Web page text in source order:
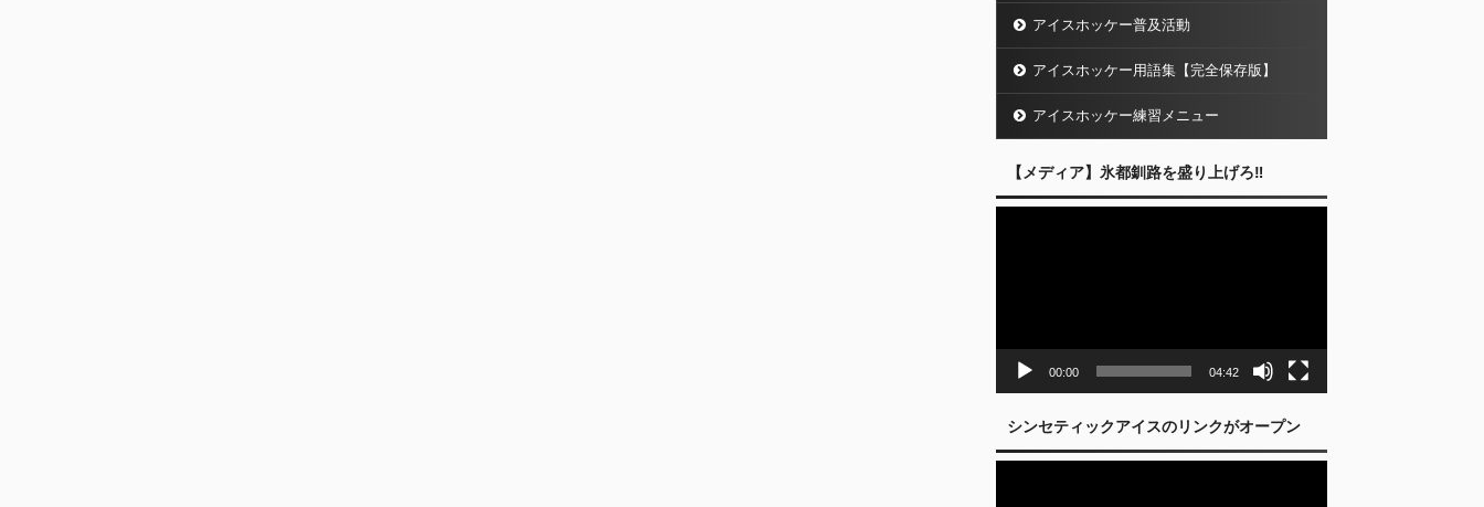
アイスホッケー普及活動
アイスホッケー用語集【完全保存版】
アイスホッケー練習メニュー
【メディア】氷都釧路を盛り上げろ‼︎
ー
00:00 04:42
シンセティックアイスのリンクがオープン